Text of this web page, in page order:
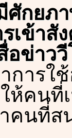
ศักยภ
เข้าสั
ข่าววี
ารใช้
ห้คนที่
คนที่ส